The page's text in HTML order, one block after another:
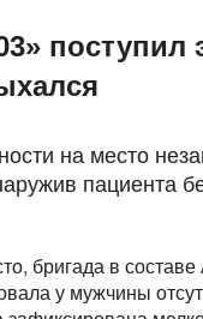
на место
пациента
бригада в
у мужчины